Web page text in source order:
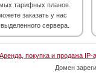
тарифных планов.
заказать у нас
сервера.
Аренда, покупка и продажа IP-
Домен